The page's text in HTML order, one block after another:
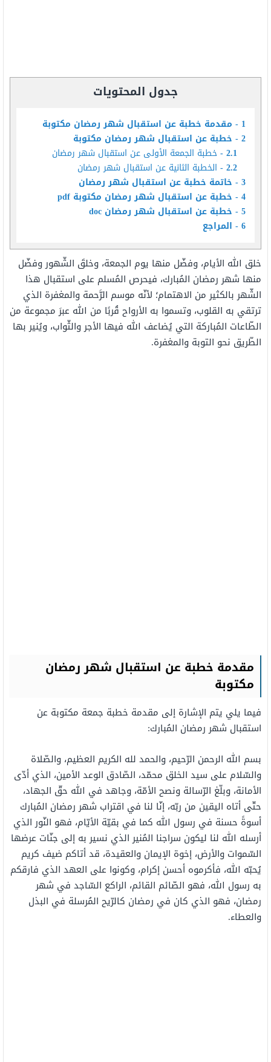
جدول المحتويات
1
مقدمة خطبة عن استقبال شهر رمضان مكتوبة
2 خطبة عن استقبال شهر رمضان مكتوبة
2.1 خطبة الجمعة الأولى عن استقبال شهر رمضان
2.2 الخطبة الثانية عن استقبال شهر رمضان
3 خاتمة خطبة عن استقبال شهر رمضان
4 خطبة عن استقبال شهر رمضان مكتوبة pdf
5 خطبة عن استقبال شهر رمضان doc
6 المراجع
خلق الله الأيام، وفضّل منها يوم الجمعة، وخلقَ الشّهور وفضّل
منها شهر رمضان المُبارك، فيحرص المُسلم على استقبال هذا
الشّهر بالكثير من الاهتمام؛ لأنّه موسم الرَّحمة والمغفرة الذي
ترتقي به القلوب، وتسموا به الأرواح قُربًا من الله عبرَ مجموعة من
الطّاعات المُباركة التي يُضاعف الله فيها الأجر والثّواب، ويُنير بها
الطّريق نحو التوبة والمغفرة.
مقدمة خطبة عن استقبال شهر رمضان
مكتوبة
فيما يلي يتم الإشارة إلى مقدمة خطبة جمعة مكتوبة عن
استقبال شهر رمضان المُبارك:
بسم الله الرحمن الرّحيم، والحمد لله الكريم العظيم، والصّلاة
والسّلام على سيد الخلق محمّد، الصّادق الوعد الأمين، الذي أدّى
الأمانة، وبلّغ الرّسالة ونصح الأمّة، وجاهد في الله حقّ الجهاد،
حتّى أتاه اليقين من ربّه، إنّا لنا في اقتراب شهر رمضان المُبارك
أسوةً حسنة في رسول الله كما في بقيّة الأيّام، فهو النّور الذي
أرسله الله لنا ليكون سراجنا المُنير الذي نسير به إلى جنّات عرضها
السّموات والأرض، إخوة الإيمان والعقيدة، قد أتاكم ضيف كريم
يُحبّه الله، فأكرموه أحسن إكرام، وكونوا على العهد الذي فارقكم
به رسول الله، فهو الصّائم القائم، الراكع السّاجد في شهر
رمضان، فهو الذي كان في رمضان كالرّيح المُرسلة في البذل
والعطاء.